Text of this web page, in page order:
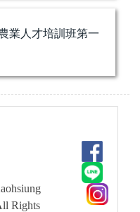
業人才培訓班第一
Rights